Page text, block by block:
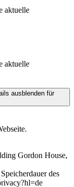
aktuelle
aktuelle
ausblendenfür
Gordon House,
des